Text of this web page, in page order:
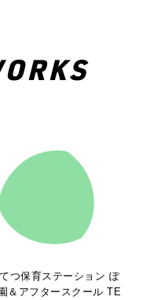
つ保育ステーション ぽ
＆アフタースクール TE